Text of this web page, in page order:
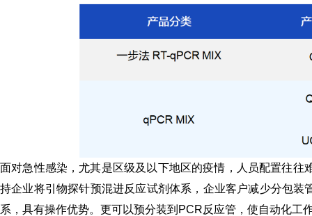
面对急性感染，尤其是区级及以下地区的疫情，人员配置往往
持企业将引物探针预混进反应试剂体系，企业客户减少分包
系，具有操作优势。更可以预分装到PCR反应管，使自动化